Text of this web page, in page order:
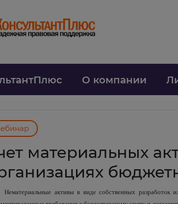
О компании
материальных
Нематериальные активы в виде собственных разработок